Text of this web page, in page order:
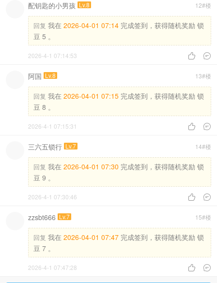
12#楼
配钥匙的小男孩 Lv.8
回复 我在 2026-04-01 07:14 完成签到，获得随机奖励 锁
豆 5 。
 
2026-4-1 07:14:53
13#楼
阿国 Lv.8
回复 我在 2026-04-01 07:15 完成签到，获得随机奖励 锁
豆 8 。
 
2026-4-1 07:15:31
14#楼
三六五锁行 Lv.7
回复 我在 2026-04-01 07:30 完成签到，获得随机奖励 锁
豆 9 。
 
2026-4-1 07:30:46
15#楼
zzsbt666 Lv.7
回复 我在 2026-04-01 07:47 完成签到，获得随机奖励 锁
豆 7 。
 
2026-4-1 07:47:28